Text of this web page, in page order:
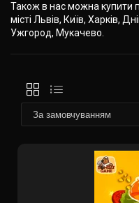
Також в нас можна купити
місті Львів, Київ, Харків,
Ужгород, Мукачево.